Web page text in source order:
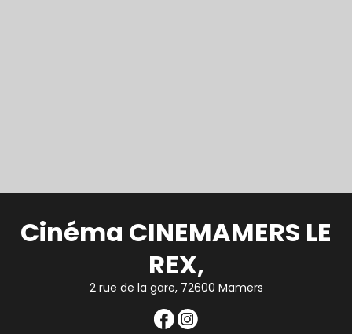
Cinéma CINEMAMERS LE
REX,
2 rue de la gare, 72600 Mamers